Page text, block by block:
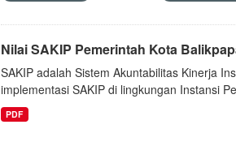
Nilai SAKIP Pemerintah Kota
SAKIP adalah Sistem Akuntabilitas Kinerja
implementasi SAKIP di lingkungan Instansi
PDF